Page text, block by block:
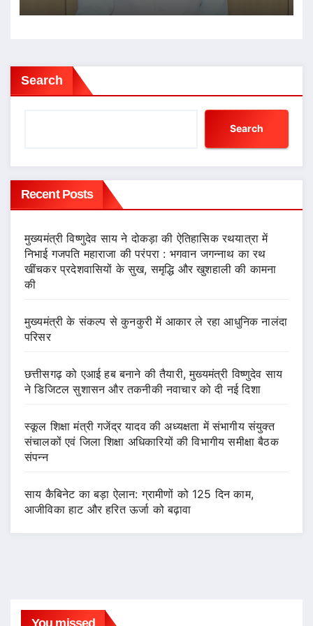
Search
Search
Recent Posts
मुख्यमंत्री विष्णुदेव साय ने दोकड़ा की ऐतिहासिक रथयात्रा में
निभाई गजपति महाराजा की परंपरा : भगवान जगन्नाथ का रथ
खींचकर प्रदेशवासियों के सुख, समृद्धि और खुशहाली की कामना
की
मुख्यमंत्री के संकल्प से कुनकुरी में आकार ले रहा आधुनिक नालंदा
परिसर
छत्तीसगढ़ को एआई हब बनाने की तैयारी, मुख्यमंत्री विष्णुदेव साय
ने डिजिटल सुशासन और तकनीकी नवाचार को दी नई दिशा
स्कूल शिक्षा मंत्री गजेंद्र यादव की अध्यक्षता में संभागीय संयुक्त
संचालकों एवं जिला शिक्षा अधिकारियों की विभागीय समीक्षा बैठक
संपन्न
साय कैबिनेट का बड़ा ऐलान: ग्रामीणों को 125 दिन काम,
आजीविका हाट और हरित ऊर्जा को बढ़ावा
You missed